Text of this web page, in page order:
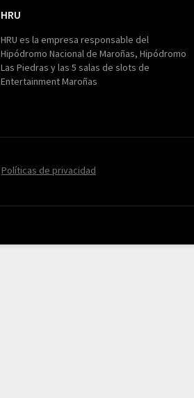
HRU
HRU es la empresa responsable del
Hipódromo Nacional de Maroñas, Hipódromo
Las Piedras y las 5 salas de slots de
Entertainment Maroñas
Políticas de privacidad